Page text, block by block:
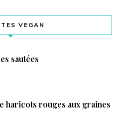
VEGAN
sautées
haricots rouges aux graines